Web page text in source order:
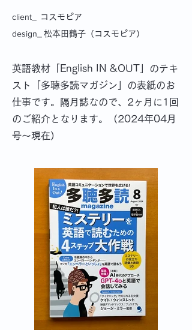
コスモピア
client_
design_
松本田鶴子（コスモピア）
英語教材「English IN &OUT」のテキ
スト「多聴多読マガジン」の表紙のお
仕事です。隔月誌なので、2ヶ月に1回
のご紹介となります。（2024年04月
号～現在）